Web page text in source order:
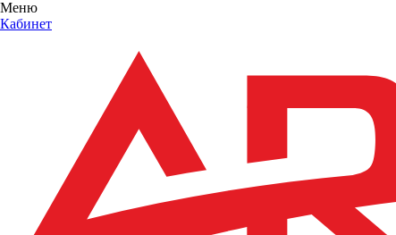
Меню
Кабинет